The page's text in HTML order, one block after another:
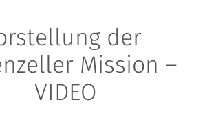
der
Mission –
VIDEO